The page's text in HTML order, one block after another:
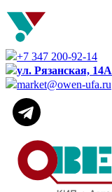
+7 347 200-92-14
ул. Рязанская, 14А
market@owen-ufa.ru